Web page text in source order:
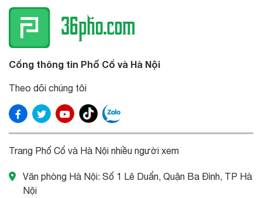
Cổng thông tin Phố Cổ và Hà Nội
Theo dõi chúng tôi
Trang Phố Cổ và Hà Nội nhiều người xem
Văn phòng Hà Nội: Số 1 Lê Duẩn, Quận Ba Đình, TP Hà
Nội